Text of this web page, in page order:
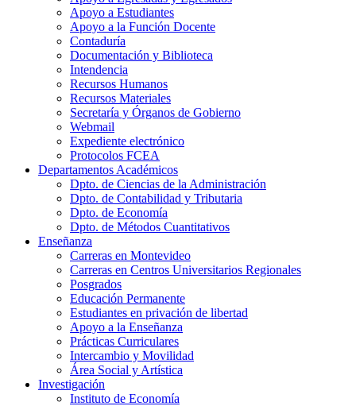
Apoyo a Estudiantes
Apoyo a la Función Docente
Contaduría
Documentación y Biblioteca
Intendencia
Recursos Humanos
Recursos Materiales
Secretaría y Órganos de Gobierno
Webmail
Expediente electrónico
Protocolos FCEA
Departamentos Académicos
Dpto. de Ciencias de la Administración
Dpto. de Contabilidad y Tributaria
Dpto. de Economía
Dpto. de Métodos Cuantitativos
Enseñanza
Carreras en Montevideo
Carreras en Centros Universitarios Regionales
Posgrados
Educación Permanente
Estudiantes en privación de libertad
Apoyo a la Enseñanza
Prácticas Curriculares
Intercambio y Movilidad
Área Social y Artística
Investigación
Instituto de Economía